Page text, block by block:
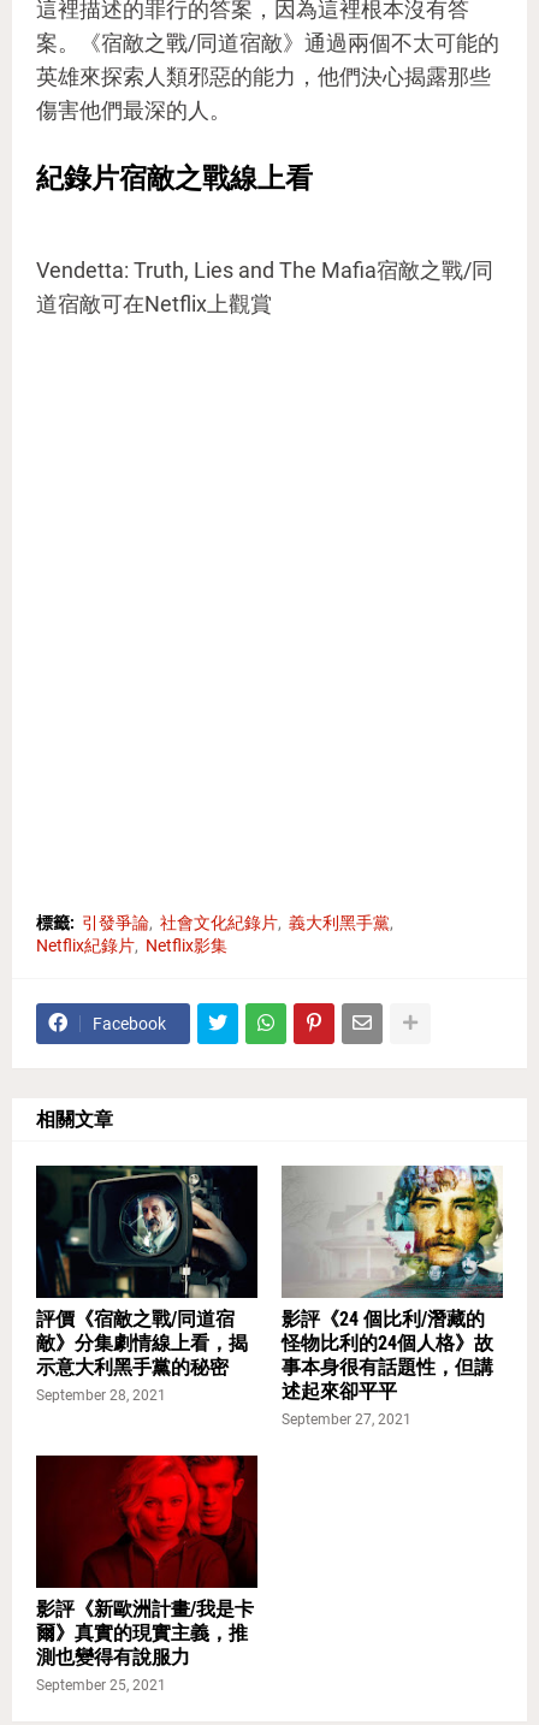
這裡描述的罪行的答案，因為這裡根本沒有答
案。《宿敵之戰/同道宿敵》通過兩個不太可能的
英雄來探索人類邪惡的能力，他們決心揭露那些
傷害他們最深的人。
紀錄片宿敵之戰線上看
Vendetta: Truth, Lies and The Mafia宿敵之戰/同
道宿敵可在Netflix上觀賞
標籤: 引發爭論 社會文化紀錄片 義大利黑手黨
Netflix紀錄片
Netflix影集
Facebook
相關文章
評價《宿敵之戰/同道宿
敵》分集劇情線上看，揭
示意大利黑手黨的秘密
September 28, 2021
影評《24 個比利/潛藏的
怪物比利的24個人格》故
事本身很有話題性，但講
述起來卻平平
September 27, 2021
影評《新歐洲計畫/我是卡
爾》真實的現實主義，推
測也變得有說服力
September 25, 2021